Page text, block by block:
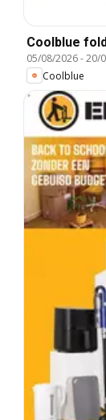
Coolblue
05/08/2026-20/
Coolblue